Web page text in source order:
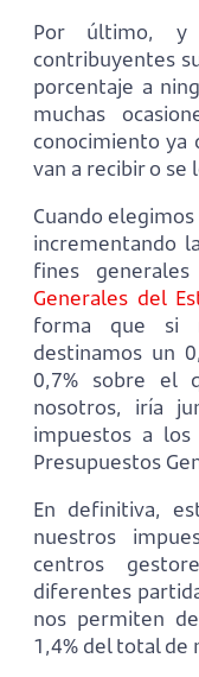
Por último, y
contribuyentes
porcentaje a
muchas
conocimiento ya
van a recibir o se
Cuando
incrementando
fines
Generales del
forma que si
destinamos un
0,7% sobre el
nosotros, iría
impuestos a
Presupuestos
En definitiva,
nuestros
centros
diferentes
nos permiten
1,4% del total de